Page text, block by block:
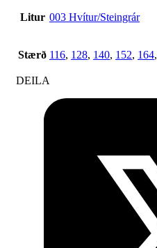
Litur 003 Hvítur/Steingrár
Stærð 116, 128, 140, 152, 164,
DEILA